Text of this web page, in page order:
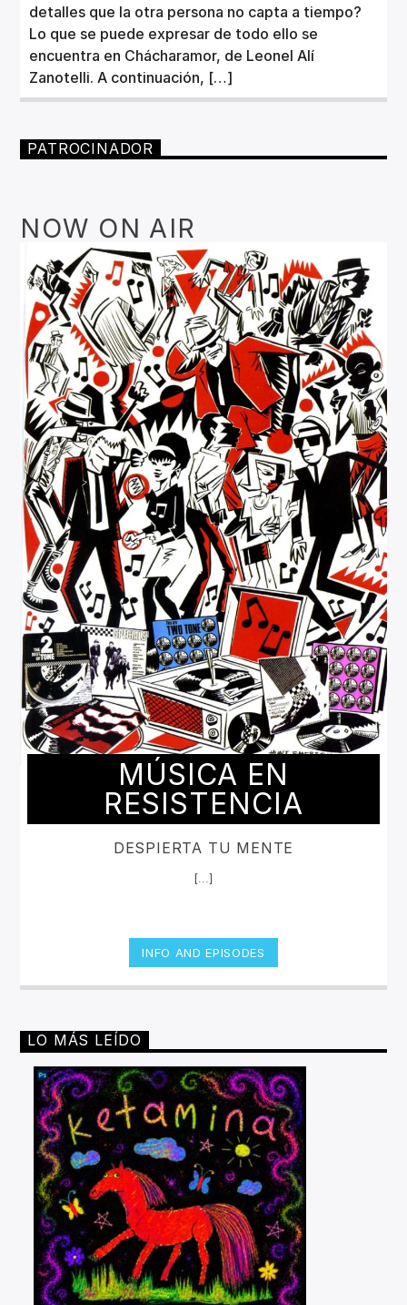
detalles que la otra persona no capta a tiempo?
Lo que se puede expresar de todo ello se
encuentra en Chácharamor, de Leonel Alí
Zanotelli. A continuación, […]
PATROCINADOR
NOW ON AIR
MÚSICA EN
RESISTENCIA
DESPIERTA TU MENTE
[...]
INFO AND EPISODES
LO MÁS LEÍDO